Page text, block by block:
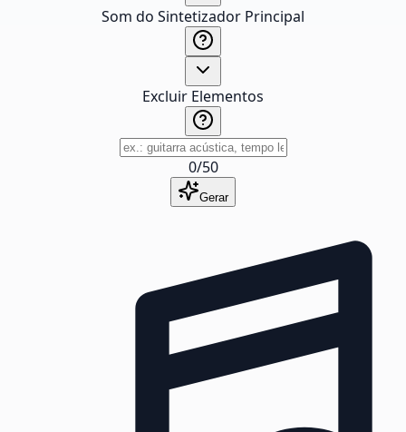
Som do Sintetizador Principal
Excluir Elementos
0/50
Gerar